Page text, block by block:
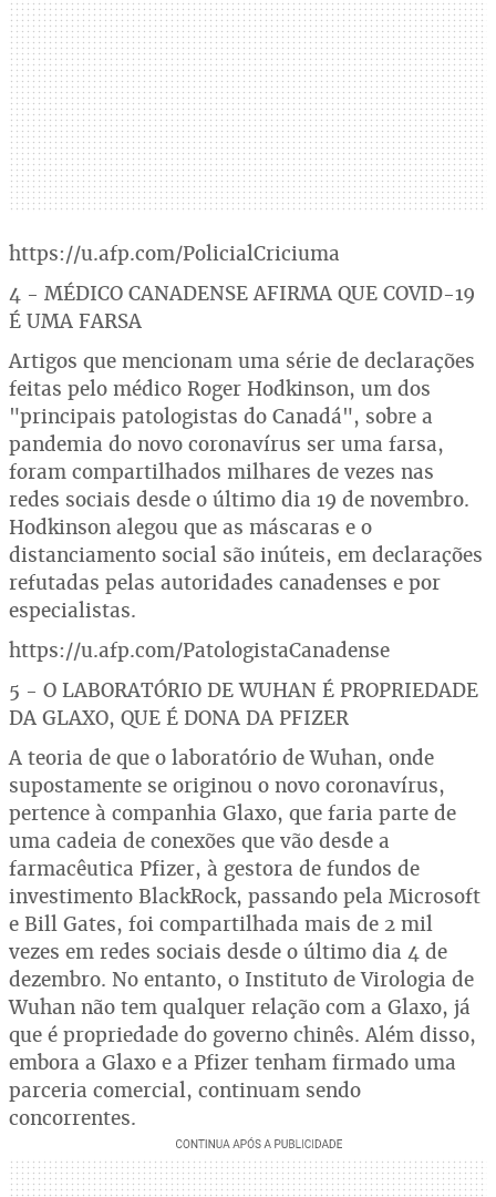
https://u.afp.com/PolicialCriciuma
4 - MÉDICO CANADENSE AFIRMA QUE COVID-19
É UMA FARSA
Artigos que mencionam uma série de declarações
feitas pelo médico Roger Hodkinson, um dos
"principais patologistas do Canadá", sobre a
pandemia do novo coronavírus ser uma farsa,
foram compartilhados milhares de vezes nas
redes sociais desde o último dia 19 de novembro.
Hodkinson alegou que as máscaras e o
distanciamento social são inúteis, em declarações
refutadas pelas autoridades canadenses e por
especialistas.
https://u.afp.com/PatologistaCanadense
5 - O LABORATÓRIO DE WUHAN É PROPRIEDADE
DA GLAXO, QUE É DONA DA PFIZER
A teoria de que o laboratório de Wuhan, onde
supostamente se originou o novo coronavírus,
pertence à companhia Glaxo, que faria parte de
uma cadeia de conexões que vão desde a
farmacêutica Pfizer, à gestora de fundos de
investimento BlackRock, passando pela Microsoft
e Bill Gates, foi compartilhada mais de 2 mil
vezes em redes sociais desde o último dia 4 de
dezembro. No entanto, o Instituto de Virologia de
Wuhan não tem qualquer relação com a Glaxo, já
que é propriedade do governo chinês. Além disso,
embora a Glaxo e a Pfizer tenham firmado uma
parceria comercial, continuam sendo
concorrentes.